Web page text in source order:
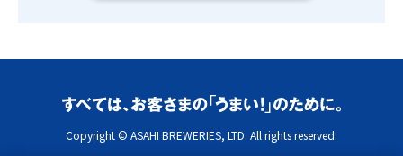
Copyright © ASAHI BREWERIES, LTD. All rights reserved.